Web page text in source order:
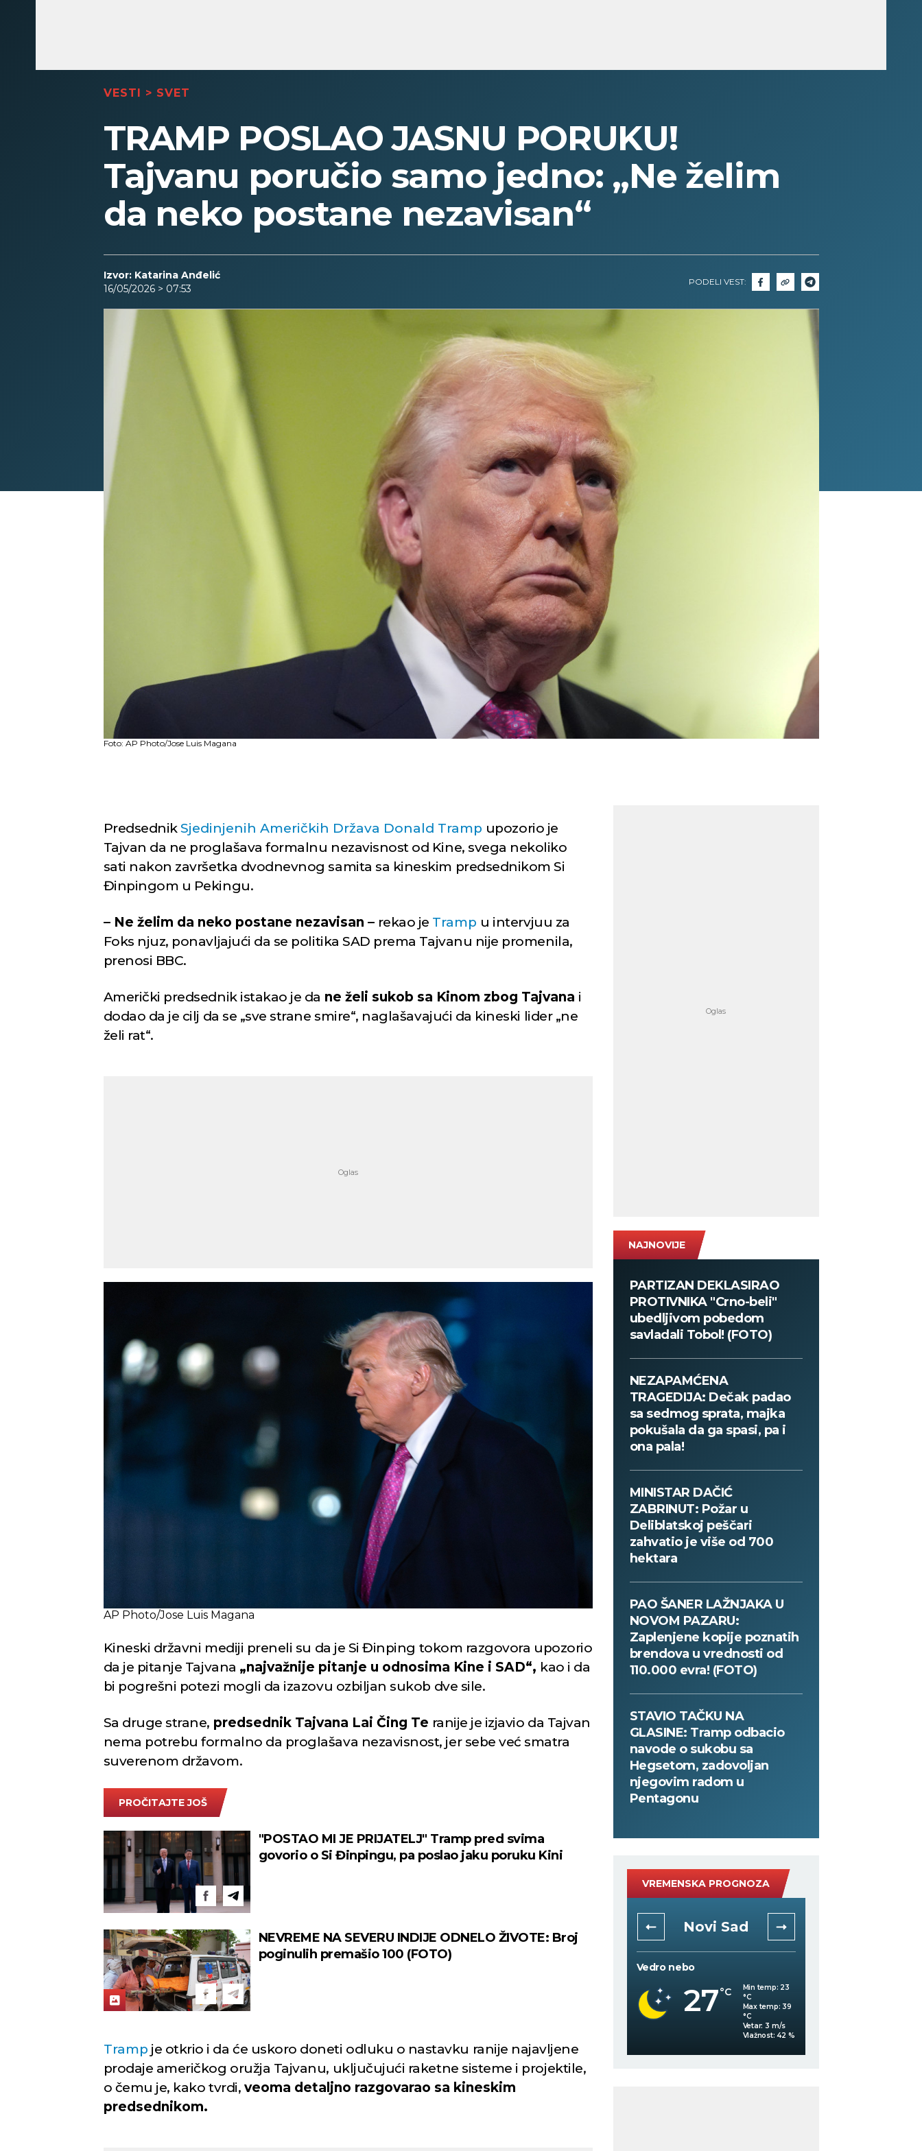
VESTI > SVET
TRAMP POSLAO JASNU PORUKU!
Tajvanu poručio samo jedno: „Ne želim
da neko postane nezavisan“
Izvor: Katarina Anđelić
16/05/2026 > 07:53
PODELI VEST:
Foto: AP Photo/Jose Luis Magana
PredsednikSjedinjenih Američkih Država Donald Tramp upozorio je
Tajvan da ne proglašava formalnu nezavisnost od Kine, svega nekoliko
sati nakon završetka dvodnevnog samita sa kineskim predsednikom Si
Đinpingom u Pekingu.
– Ne želim da neko postane nezavisan – rekao je Tramp u intervjuu za
Foks njuz, ponavljajući da se politika SAD prema Tajvanu nije promenila,
prenosi BBC.
Američki predsednik istakao je da ne želi sukob sa Kinom zbog Tajvana i
dodao da je cilj da se „sve strane smire“, naglašavajući da kineski lider „ne
želi rat“.
AP Photo/Jose Luis Magana
Kineski državni mediji preneli su da je Si Đinping tokom razgovora upozorio
da je pitanje Tajvana „najvažnije pitanje u odnosima Kine i SAD“, kao i da
bi pogrešni potezi mogli da izazovu ozbiljan sukob dve sile.
Sa druge strane, predsednik Tajvana Lai Čing Te ranije je izjavio da Tajvan
nema potrebu formalno da proglašava nezavisnost, jer sebe već smatra
suverenom državom.
PROČITAJTE JOŠ
"POSTAO MI JE PRIJATELJ" Tramp pred svima
govorio o Si Đinpingu, pa poslao jaku poruku Kini
NEVREME NA SEVERU INDIJE ODNELO ŽIVOTE: Broj
poginulih premašio 100 (FOTO)
Tramp je otkrio i da će uskoro doneti odluku o nastavku ranije najavljene
prodaje američkog oružja Tajvanu, uključujući raketne sisteme i projektile,
o čemu je, kako tvrdi, veoma detaljno razgovarao sa kineskim
predsednikom.
NAJNOVIJE
PARTIZAN DEKLASIRAO
PROTIVNIKA "Crno-beli"
ubedljivom pobedom
savladali Tobol! (FOTO)
NEZAPAMĆENA
TRAGEDIJA: Dečak padao
sa sedmog sprata, majka
pokušala da ga spasi, pa i
ona pala!
MINISTAR DAČIĆ
ZABRINUT: Požar u
Deliblatskoj peščari
zahvatio je više od 700
hektara
PAO ŠANER LAŽNJAKA U
NOVOM PAZARU:
Zaplenjene kopije poznatih
brendova u vrednosti od
110.000 evra! (FOTO)
STAVIO TAČKU NA
GLASINE: Tramp odbacio
navode o sukobu sa
Hegsetom, zadovoljan
njegovim radom u
Pentagonu
VREMENSKA PROGNOZA
Novi Sad
Vedro nebo
27°C
Min temp:23
Max temp:39
Novi Sad
Vedro nebo
27°C Min temp: 23
°C
Max temp: 39
°C
Vetar: 3 m/s
Vlažnost: 42 %